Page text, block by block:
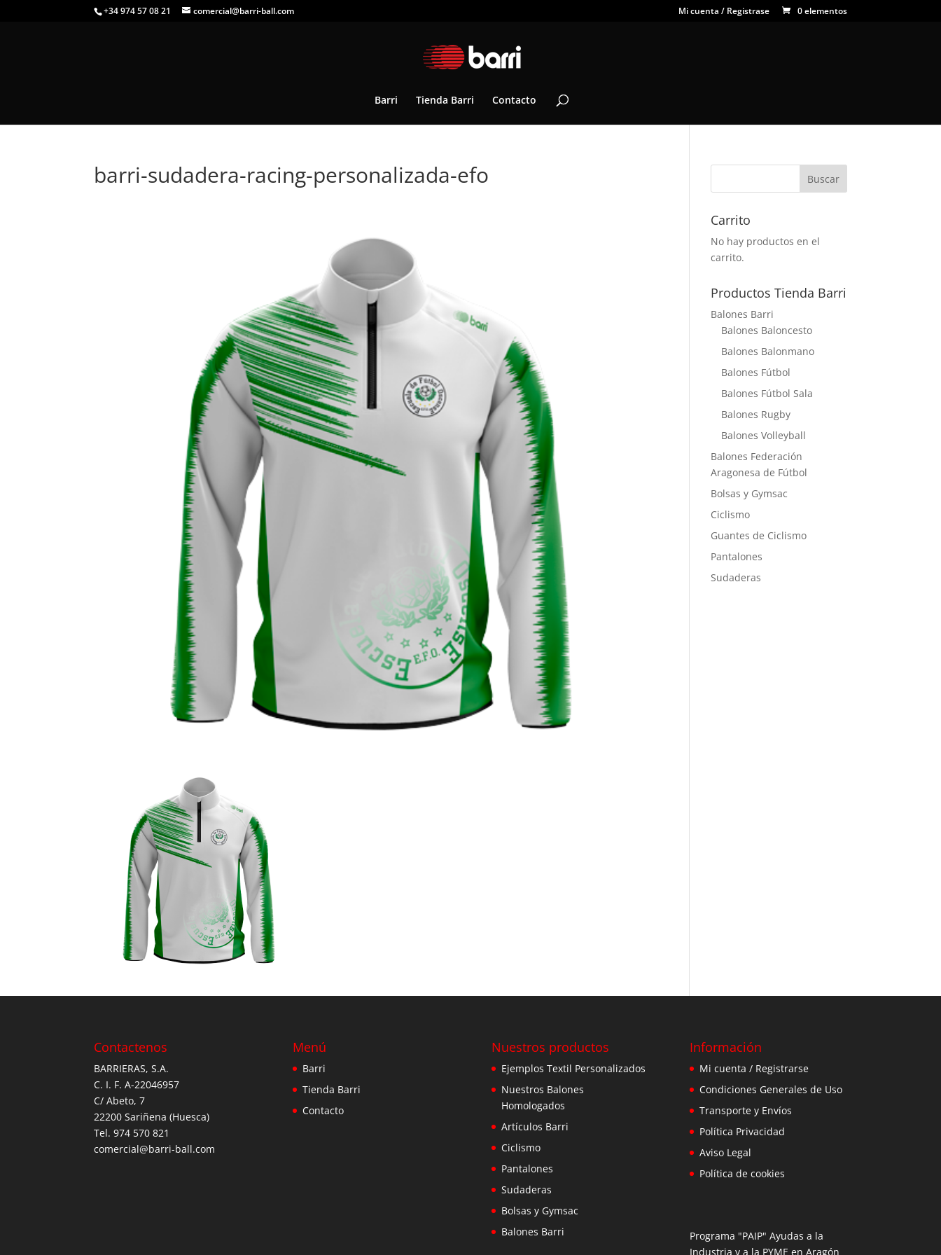
+34 974 57 08 21 comercial@barri-ball.com Mi cuenta / Registrase 0 elementos
Barri Tienda Barri Contacto
barri-sudadera-racing-personalizada-efo
Carrito
No hay productos en el
carrito.
Productos Tienda Barri
Balones Barri
Balones Baloncesto
Balones Balonmano
Balones Fútbol
Balones Fútbol Sala
Balones Rugby
Balones Volleyball
Balones Federación
Aragonesa de Fútbol
Bolsas y Gymsac
Ciclismo
Guantes de Ciclismo
Pantalones
Sudaderas
Contactenos
BARRIERAS, S.A.
C. I. F. A-22046957
C/ Abeto, 7
22200 Sariñena (Huesca)
Tel. 974 570 821
comercial@barri-ball.com
Menú
Barri
Tienda Barri
Contacto
Nuestros productos
Ejemplos Textil Personalizados
Nuestros Balones
Homologados
Artículos Barri
Ciclismo
Pantalones
Sudaderas
Bolsas y Gymsac
Balones Barri
Información
Mi cuenta / Registrarse
Condiciones Generales de Uso
Transporte y Envíos
Política Privacidad
Aviso Legal
Política de cookies
Programa "PAIP" Ayudas a la
Industria y a la PYME en Aragón